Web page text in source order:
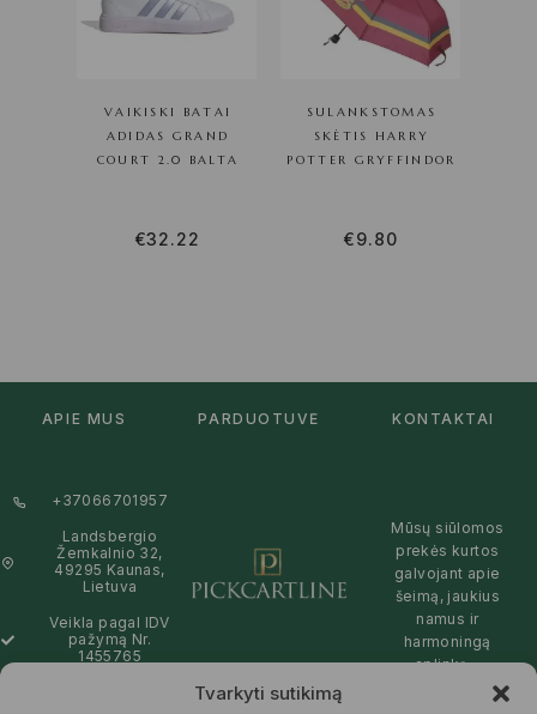
Tvarkyti sutikimą
VAIKISKI BATAI
ADIDAS GRAND
COURT 2.0 BALTA
€32.22
SULANKSTOMAS
SKĖTIS HARRY
POTTER GRYFFINDOR
€9.80
APIE MUS PARDUOTUVĖ KONTAKTAI
+37066701957
Landsbergio
Žemkalnio 32,
49295 Kaunas,
Lietuva
Veikla pagal IDV
pažymą Nr.
1455765
Mūsų siūlomos
prekės kurtos
galvojant apie
šeimą, jaukius
namus ir
harmoningą
aplinką –